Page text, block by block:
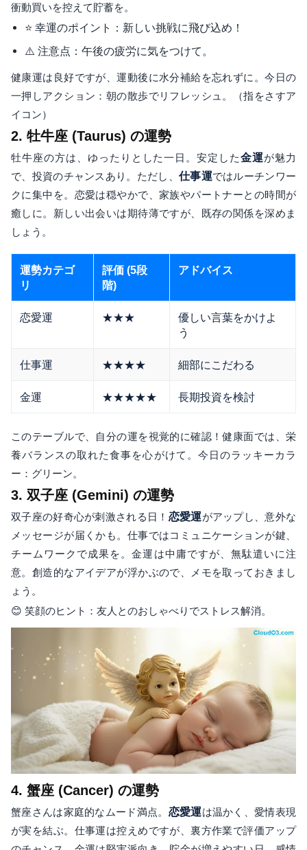
衝動買いを控えて貯蓄を。
⭐ 幸運のポイント：新しい挑戦に飛び込め！
⚠️ 注意点：午後の疲労に気をつけて。
健康運は良好ですが、運動後に水分補給を忘れずに。今日の
一押しアクション：朝の散歩でリフレッシュ。（指をさすア
イコン）
2. 牡牛座 (Taurus) の運勢
牡牛座の方は、ゆったりとした一日。安定した金運が魅力
で、投資のチャンスあり。ただし、 仕事運ではルーチンワー
クに集中を。恋愛は穏やかで、家族やパートナーとの時間が
癒しに。新しい出会いは期待薄ですが、既存の関係を深めま
しょう。
運勢カテゴ
リ
評価 (5段
階)
アドバイス
恋愛運 ★★★
優しい言葉をかけよ
う
仕事運 ★★★★ 細部にこだわる
金運 ★★★★★ 長期投資を検討
このテーブルで、自分の運を視覚的に確認！健康面では、栄
養バランスの取れた食事を心がけて。今日のラッキーカラ
ー：グリーン。
3. 双子座 (Gemini) の運勢
双子座の好奇心が刺激される日！ 恋愛運がアップし、意外な
メッセージが届くかも。仕事ではコミュニケーションが鍵、
チームワークで成果を。金運は中庸ですが、無駄遣いに注
意。創造的なアイデアが浮かぶので、メモを取っておきまし
ょう。
😊 笑顔のヒント：友人とのおしゃべりでストレス解消。
4. 蟹座 (Cancer) の運勢
蟹座さんは家庭的なムード満点。 恋愛運は温かく、愛情表現
が実を結ぶ。仕事運は控えめですが、裏方作業で評価アップ